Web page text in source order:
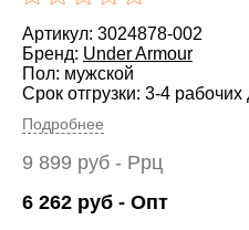
Артикул: 3024878-002
Бренд: Under Armour
Пол: мужской
Срок отгрузки: 3-4 рабочих
Подробнее
9 899 руб - Ррц
6 262 руб - Опт